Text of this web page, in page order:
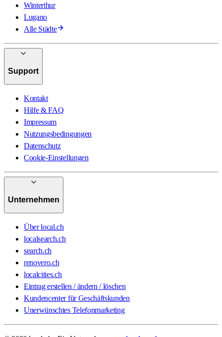
Winterthur
Lugano
Alle Städte
Support
Kontakt
Hilfe & FAQ
Impressum
Nutzungsbedingungen
Datenschutz
Cookie-Einstellungen
Unternehmen
Über local.ch
localsearch.ch
search.ch
renovero.ch
localcities.ch
Eintrag erstellen / ändern / löschen
Kundencenter für Geschäftskunden
Unerwünschtes Telefonmarketing